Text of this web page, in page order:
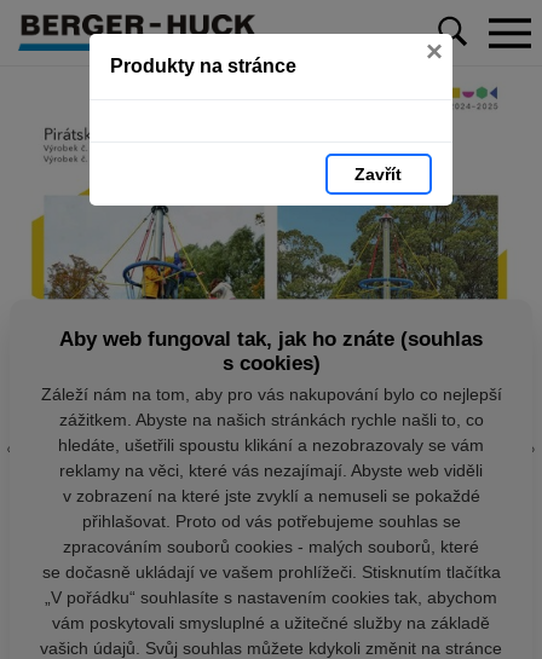
Produkty na stránce ×
Zavřít
Aby web fungoval tak, jak ho znáte (souhlas
s cookies)
Záleží nám na tom, aby pro vás nakupování bylo co nejlepší
zážitkem. Abyste na našich stránkách rychle našli to, co
hledáte, ušetřili spoustu klikání a nezobrazovaly se vám
reklamy na věci, které vás nezajímají. Abyste web viděli
v zobrazení na které jste zvyklí a nemuseli se pokaždé
přihlašovat. Proto od vás potřebujeme souhlas se
zpracováním souborů cookies - malých souborů, které
se dočasně ukládají ve vašem prohlížeči. Stisknutím tlačítka
„V pořádku“ souhlasíte s nastavením cookies tak, abychom
vám poskytovali smysluplné a užitečné služby na základě
vašich údajů. Svůj souhlas můžete kdykoli změnit na stránce